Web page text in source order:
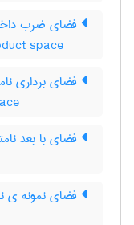
فضای ضرب
space
فضای برداری
فضای با بعد
فضای نمونه ی